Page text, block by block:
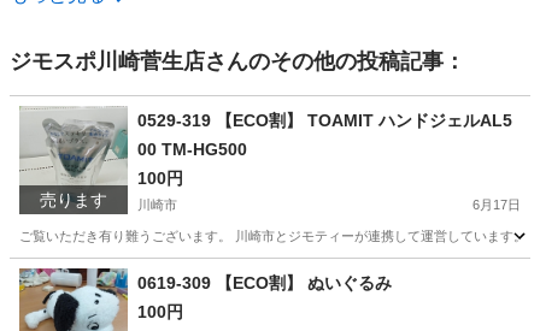
ジモスポ川崎菅生店さんのその他の投稿記事：
売ります
0529-319 【ECO割】 TOAMIT ハンドジェルAL5
00 TM-HG500
100円
川崎市 6月17日
ご覧いただき有り難うございます。 川崎市とジモティーが連携して運営していま
神奈川 川崎市 リユース
0619-309 【ECO割】 ぬいぐるみ
100円